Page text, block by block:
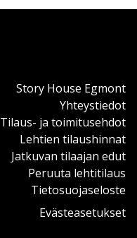
Story House Egmont
Yhteystiedot
Tilaus- ja toimitusehdot
Lehtien tilaushinnat
Jatkuvan tilaajan edut
Peruuta lehtitilaus
Tietosuojaseloste
Evästeasetukset